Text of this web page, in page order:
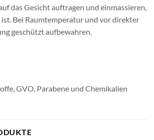
das Gesicht auftragen und einmassieren,
ist. Bei Raumtemperatur und vor direkter
geschützt aufbewahren.
GVO, Parabene und Chemikalien